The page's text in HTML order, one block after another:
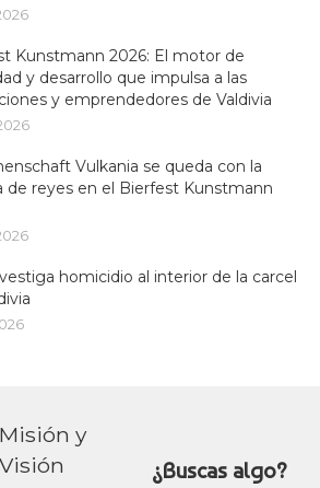
Kunstmann 2026: El motor de
y desarrollo que impulsa a las
y emprendedores de Valdivia
Vulkania se queda con la
de reyes en el Bierfest Kunstmann
homicidio al interior de la carcel
Misión y
Visión
¿Buscas algo?